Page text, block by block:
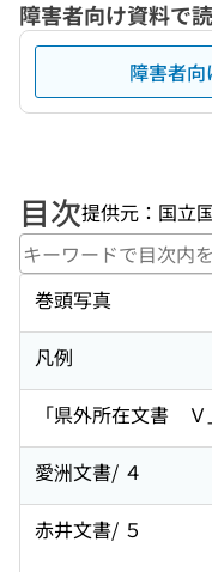
障害者向け資料で
障害者向
目次提供元：国立
巻頭写真
凡例
「県外所在文書 Ｖ
愛洲文書/ ４
赤井文書/ ５